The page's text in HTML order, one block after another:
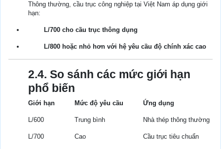
Thông thường, cầu trục công nghiệp tại Việt Nam áp dụng giới
hạn:
L/700 cho cầu trục thông dụng
L/800 hoặc nhỏ hơn với hệ yêu cầu độ chính xác cao
2.4. So sánh các mức giới hạn
phổ biến
Giới hạn Mức độ yêu cầu Ứng dụng
L/600 Trung bình Nhà thép thông thường
L/700 Cao Cầu trục tiêu chuẩn